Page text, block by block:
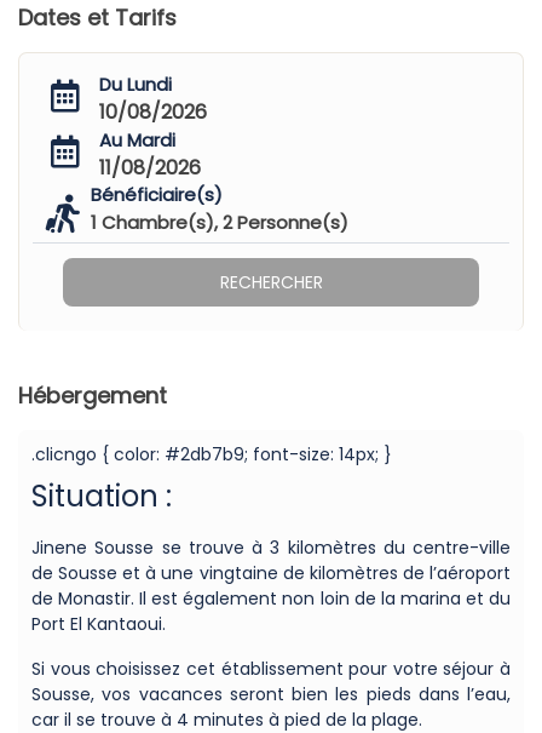
Dates et Tarifs
Du Lundi
10/08/2026
Au Mardi
11/08/2026
Bénéficiaire(s)
1 Chambre(s),2Personne(s)
RECHERCHER
Hébergement
.clicngo { color: #2db7b9; font-size: 14px; }
Situation :
Jinene Sousse se trouve à 3 kilomètres du centre-ville
de Sousse et à une vingtaine de kilomètres de l’aéroport
de Monastir. Il est également non loin de la marina et du
Port El Kantaoui.
Si vous choisissez cet établissement pour votre séjour à
Sousse, vos vacances seront bien les pieds dans l’eau,
car il se trouve à 4 minutes à pied de la plage.